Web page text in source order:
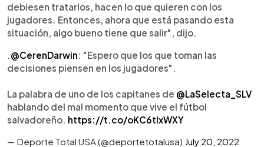
debiesen tratarlos, hacen lo que quieren con los
jugadores. Entonces, ahora que está pasando esta
situación, algo bueno tiene que salir", dijo.
.@CerenDarwin: "Espero que los que toman las
decisiones piensen en los jugadores".
La palabra de uno de los capitanes de @LaSelecta_SLV
hablando del mal momento que vive el fútbol
salvadoreño. https://t.co/oKC6tlxWXY
— Deporte Total USA (@deportetotalusa) July 20, 2022